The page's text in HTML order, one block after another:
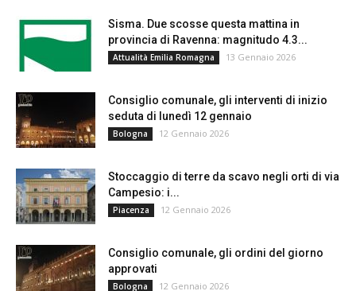
Sisma. Due scosse questa mattina in
provincia di Ravenna: magnitudo 4.3...
Attualità Emilia Romagna 13 Gennaio 2026
Consiglio comunale, gli interventi di inizio
seduta di lunedì 12 gennaio
Bologna 12 Gennaio 2026
Stoccaggio di terre da scavo negli orti di via
Campesio: i...
Piacenza 12 Gennaio 2026
Consiglio comunale, gli ordini del giorno
approvati
Bologna 12 Gennaio 2026